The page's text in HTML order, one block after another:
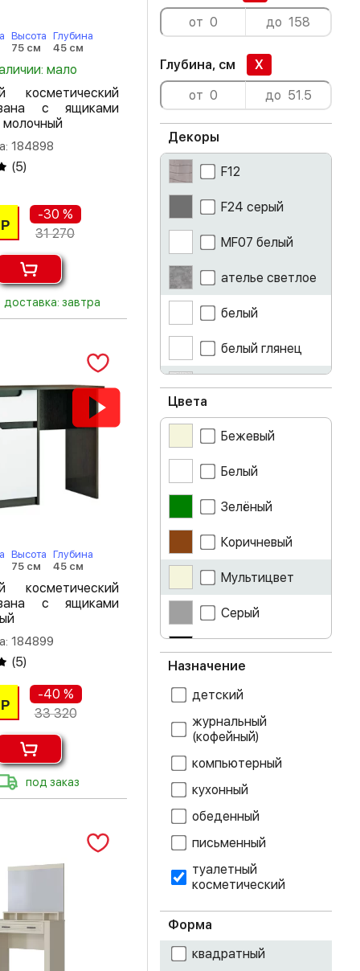
Высота
75 см
Глубина
45 см
мало
косметический
с ящиками
молочный
184898
(5)
Р
-30 %
31 270
доставка: завтра
Высота
75 см
Глубина
45 см
косметический
с ящиками
184899
(5)
Р
-40 %
33 320
под заказ
Глубина, см X
Декоры
F12
F24 серый
MF07 белый
ателье светлое
белый
белый глянец
белый лак
графит
дуб белфорт
дуб золотой
дуб крафт белый
дуб крафт
табачный
дуб сонома
железный
Цвета
Бежевый
Белый
Зелёный
Коричневый
Мультицвет
Серый
Назначение
детский
журнальный
(кофейный)
компьютерный
кухонный
обеденный
письменный
туалетный
косметический
Форма
квадратный